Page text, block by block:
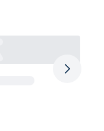
Pfeil